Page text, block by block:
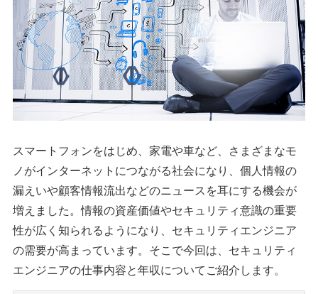
スマートフォンをはじめ、家電や車など、さまざまなモ
ノがインターネットにつながる社会になり、個人情報の
漏えいや顧客情報流出などのニュースを耳にする機会が
増えました。情報の資産価値やセキュリティ意識の重要
性が広く知られるようになり、セキュリティエンジニア
の需要が高まっています。そこで今回は、セキュリティ
エンジニアの仕事内容と年収についてご紹介します。